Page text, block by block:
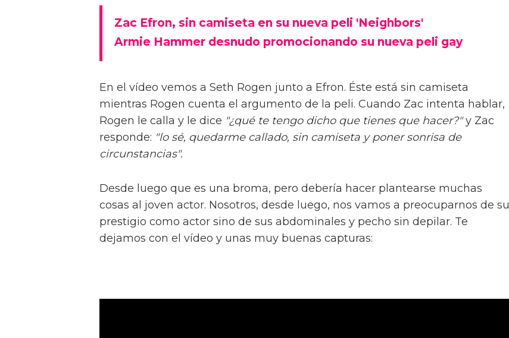
Zac Efron, sin camiseta en su nueva peli 'Neighbors'
Armie Hammer desnudo promocionando su nueva peli gay
En el vídeo vemos a Seth Rogen junto a Efron. Éste está sin camiseta
mientras Rogen cuenta el argumento de la peli. Cuando Zac intenta hablar,
Rogen le calla y le dice "¿qué te tengo dicho que tienes que hacer?"y Zac
responde: "lo sé, quedarme callado, sin camiseta y poner sonrisa de
circunstancias".
Desde luego que es una broma, pero debería hacer plantearse muchas
cosas al joven actor. Nosotros, desde luego, nos vamos a preocuparnos de su
prestigio como actor sino de sus abdominales y pecho sin depilar. Te
dejamos con el vídeo y unas muy buenas capturas: